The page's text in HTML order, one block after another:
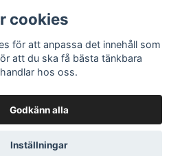
- Utvalda och prisvärda trendiga m
cookies
för att anpassa det innehåll som
att du ska få bästa tänkbara
hos oss.
Godkänn alla
Inställningar